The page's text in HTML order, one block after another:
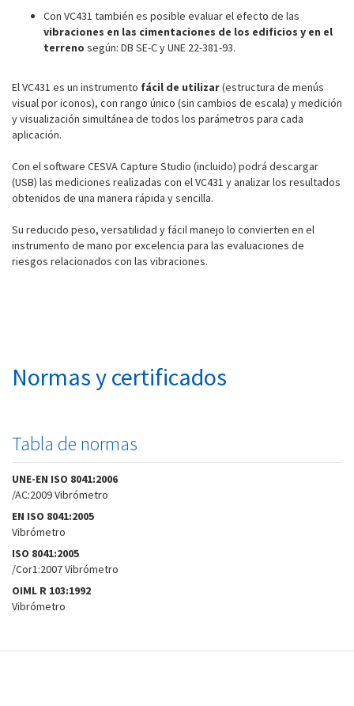
Con VC431 también es posible evaluar el efecto de las
vibraciones en las cimentaciones de los edificios y en el
terreno según: DB SE-C y UNE 22-381-93.
El VC431 es un instrumento fácil de utilizar(estructura de menús
visual por iconos), con rango único (sin cambios de escala) y medición
y visualización simultánea de todos los parámetros para cada
aplicación.
Con el software CESVA Capture Studio (incluido) podrá descargar
(USB) las mediciones realizadas con el VC431 y analizar los resultados
obtenidos de una manera rápida y sencilla.
Su reducido peso, versatilidad y fácil manejo lo convierten en el
instrumento de mano por excelencia para las evaluaciones de
riesgos relacionados con las vibraciones.
Normas y certificados
Tabla de normas
UNE-EN ISO 8041:2006
/AC:2009 Vibrómetro
EN ISO 8041:2005
Vibrómetro
ISO 8041:2005
/Cor1:2007 Vibrómetro
OIML R 103:1992
Vibrómetro